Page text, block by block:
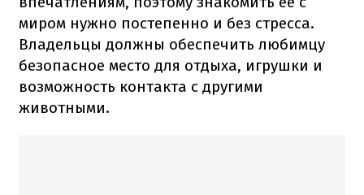
миром нужно постепенно и без стресса.
Владельцы должны обеспечить любимцу
безопасное место для отдыха, игрушки и
возможность контакта с другими
животными.